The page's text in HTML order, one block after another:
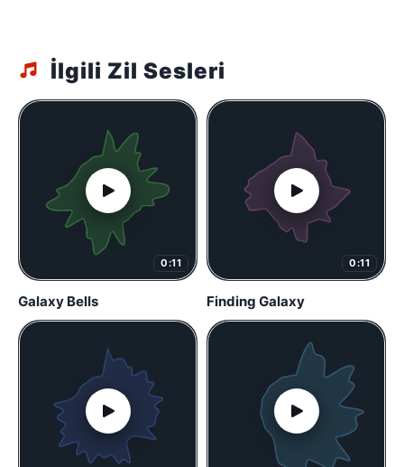
İlgili Zil Sesleri
0:11
Galaxy Bells
0:11
Finding Galaxy